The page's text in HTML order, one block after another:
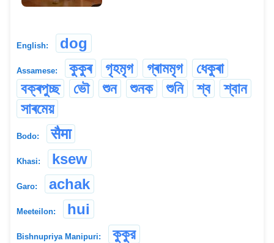
English: dog
Assamese: কুকুৰ গৃহমৃগ গ্ৰামমৃগ
ধেকুৰা
বক্ৰপুচ্ছ
ভৌ শুন শুনক শুনি শ্ব
শ্বান
সাৰমেয়
Bodo: सैमा
Khasi: ksew
Garo: achak
Meeteilon: hui
Bishnupriya Manipuri: কুকুর